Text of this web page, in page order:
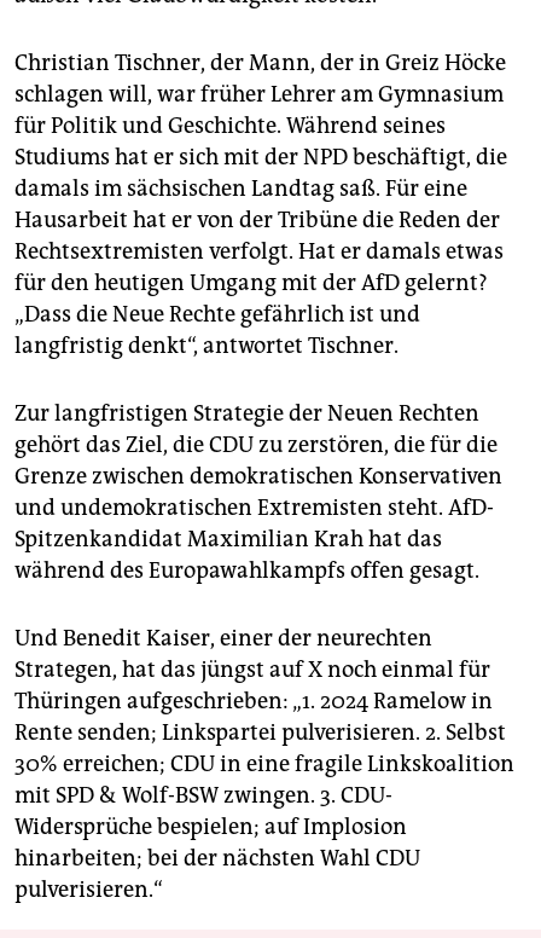
Christian Tischner, der Mann, der in Greiz Höcke
schlagen will, war früher Lehrer am Gymnasium
für Politik und Geschichte. Während seines
Studiums hat er sich mit der NPD beschäftigt, die
damals im sächsischen Landtag saß. Für eine
Hausarbeit hat er von der Tribüne die Reden der
Rechtsextremisten verfolgt. Hat er damals etwas
für den heutigen Umgang mit der AfD gelernt?
„Dass die Neue Rechte gefährlich ist und
langfristig denkt“, antwortet Tischner.
Zur langfristigen Strategie der Neuen Rechten
gehört das Ziel, die CDU zu zerstören, die für die
Grenze zwischen demokratischen Konservativen
und undemokratischen Extremisten steht. AfD-
Spitzenkandidat Maximilian Krah hat das
während des Europawahlkampfs offen gesagt.
Und Benedit Kaiser, einer der neurechten
Strategen, hat das jüngst auf X noch einmal für
Thüringen aufgeschrieben: „1. 2024 Ramelow in
Rente senden; Linkspartei pulverisieren. 2. Selbst
30% erreichen; CDU in eine fragile Linkskoalition
mit SPD & Wolf-BSW zwingen. 3. CDU-
Widersprüche bespielen; auf Implosion
hinarbeiten; bei der nächsten Wahl CDU
pulverisieren.“